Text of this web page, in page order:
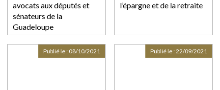
avocats aux députés et
sénateurs de la
Guadeloupe
l’épargne et de la retraite
Publié le : 08/10/2021 Publié le :22/09/2021